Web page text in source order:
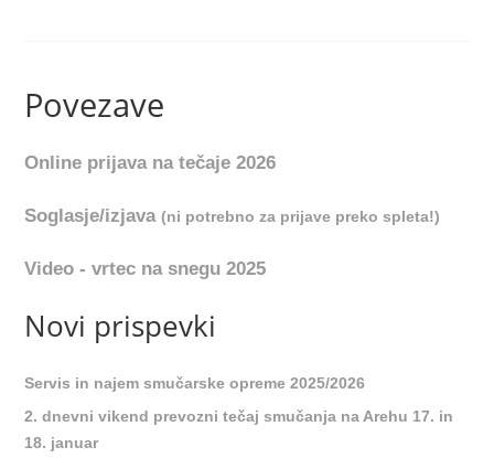
Povezave
Online prijava na tečaje 2026
Soglasje/izjava(ni potrebno za prijave preko spleta!)
Video - vrtec na snegu 2025
Novi prispevki
Servis in najem smučarske opreme 2025/2026
2. dnevni vikend prevozni tečaj smučanja na Arehu 17. in
18. januar